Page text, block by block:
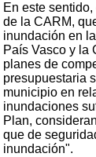
En este
de la CARM,
inundación en
País Vasco y la
planes de
presupuestaria
municipio en
inundaciones
Plan,
que de
inundación".